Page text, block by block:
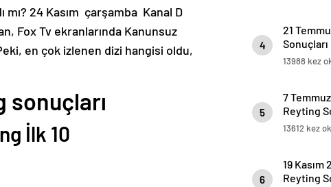
mı? 24 Kasım çarşamba Kanal D
Fox Tv ekranlarında Kanunsuz
en çok izlenen dizi hangisi oldu,
sonuçları
İlk 10
4
21
Sonuçları
13988 kez
5
7
Reyting
13612 kez
6
19 Kasım
Reyting